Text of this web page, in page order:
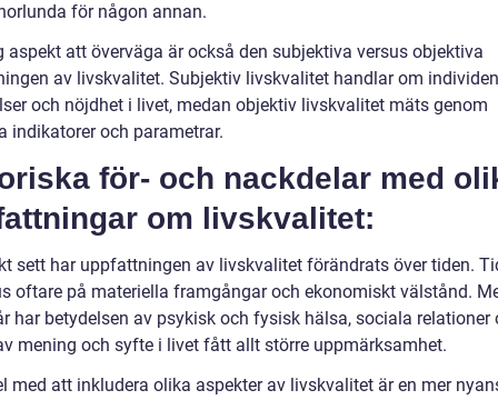
för någon annan.
aspekt att överväga är också den subjektiva versus objektiva
av livskvalitet. Subjektiv livskvalitet handlar om
och nöjdhet i livet, medan objektiv livskvalitet mäts genom
indikatorer och parametrar.
för- och nackdelar med
om livskvalitet:
sett har uppfattningen av livskvalitet förändrats över tiden.
oftare på materiella framgångar och ekonomiskt välstånd.
har betydelsen av psykisk och fysisk hälsa, sociala relationer
mening och syfte i livet fått allt större uppmärksamhet.
med att inkludera olika aspekter av livskvalitet är en mer